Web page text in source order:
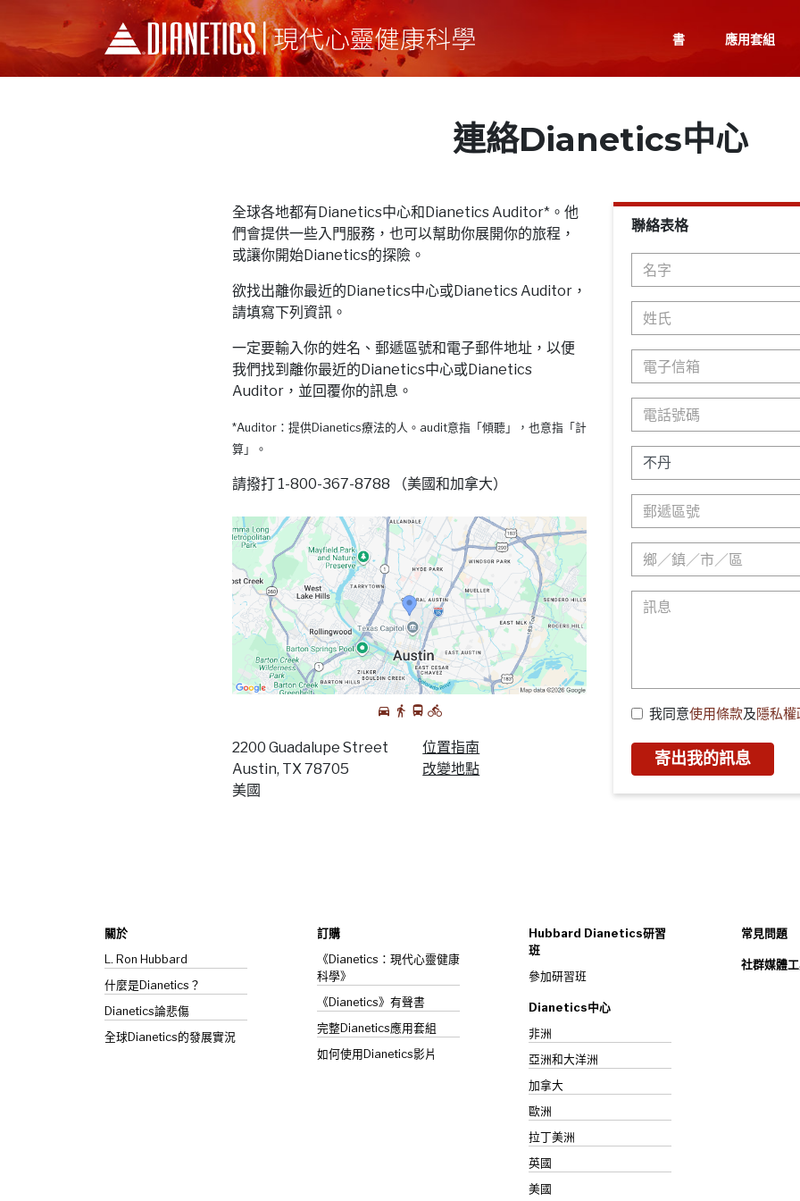
書 應用套組
連絡Dianetics中心
全球各地都有Dianetics中心和Dianetics Auditor*。他
們會提供一些入門服務，也可以幫助你展開你的旅程，
或讓你開始Dianetics的探險。
欲找出離你最近的Dianetics中心或Dianetics Auditor，
請填寫下列資訊。
一定要輸入你的姓名、郵遞區號和電子郵件地址，以便
我們找到離你最近的Dianetics中心或Dianetics
Auditor，並回覆你的訊息。
*Auditor：提供Dianetics療法的人。audit意指「傾聽」，也意指「計
算」。
請撥打 1-800-367-8788 （美國和加拿大）
2200 Guadalupe Street
Austin, TX 78705
美國
位置指南
改變地點
聯絡表格
我同意使用條款及隱私權
寄出我的訊息
關於
L. Ron Hubbard
什麼是Dianetics？
Dianetics論悲傷
全球Dianetics的發展實況
訂購
《Dianetics：現代心靈健康
科學》
《Dianetics》有聲書
完整Dianetics應用套組
如何使用Dianetics影片
Hubbard Dianetics研習
班
參加研習班
Dianetics中心
非洲
亞洲和大洋洲
加拿大
歐洲
拉丁美洲
英國
美國
常見問題
社群媒體